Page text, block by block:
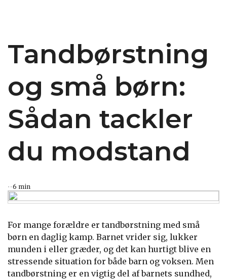
Tandbørstning
og små børn:
Sådan tackler
du modstand
6 min
For mange forældre er tandbørstning med små
børn en daglig kamp. Barnet vrider sig, lukker
munden i eller græder, og det kan hurtigt blive en
stressende situation for både barn og voksen. Men
tandbørstning er en vigtig del af barnets sundhed,